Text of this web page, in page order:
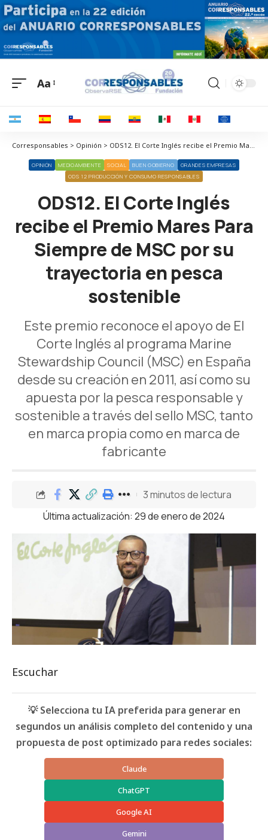
Aa
Corresponsables > Opinión > ODS12. El Corte Inglés recibe el Premio Mares Para Siempre de MSC por su trayectoria en pesca sostenible
OPINIÓN MEDIOAMBIENTE SOCIAL BUEN GOBIERNO
GRANDES EMPRESAS
ODS 12 PRODUCCIÓN Y CONSUMO RESPONSABLES
ODS12. El Corte Inglés
recibe el Premio Mares Para
Siempre de MSC por su
trayectoria en pesca
sostenible
Este premio reconoce el apoyo de El
Corte Inglés al programa Marine
Stewardship Council (MSC) en España
desde su creación en 2011, así como su
apuesta por la pesca responsable y
sostenible a través del sello MSC, tanto
en marca propia como en marca de
fabricante
Última actualización: 29 de enero de 2024
3 minutos de lectura
Escuchar
💡 Selecciona tu IA preferida para generar en
segundos un análisis completo del contenido y una
propuesta de post optimizado para redes sociales:
Claude
ChatGPT
Google AI
Gemini